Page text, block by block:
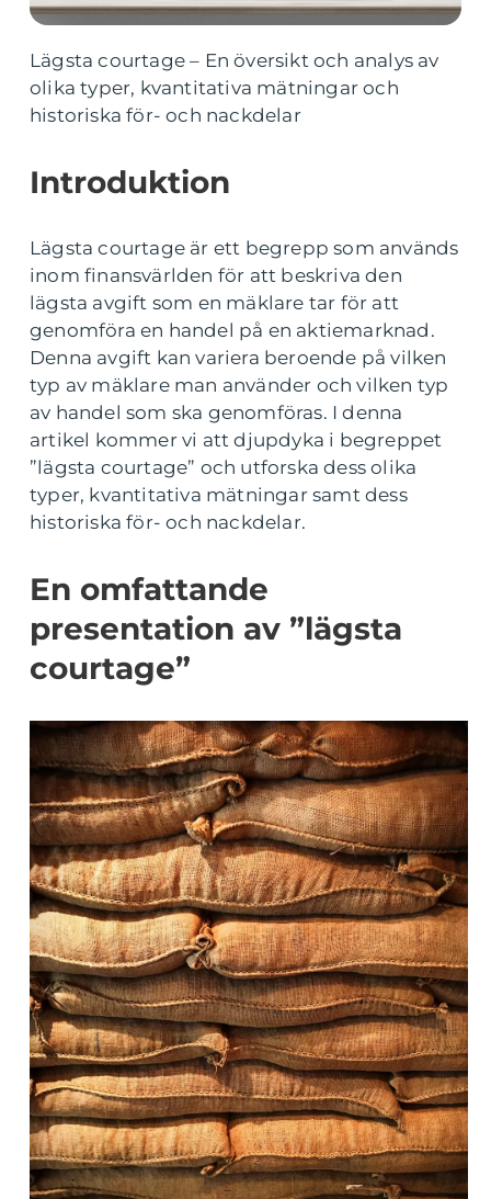
Lägsta courtage – En översikt och analys av
olika typer, kvantitativa mätningar och
historiska för- och nackdelar
Introduktion
Lägsta courtage är ett begrepp som används
inom finansvärlden för att beskriva den
lägsta avgift som en mäklare tar för att
genomföra en handel på en aktiemarknad.
Denna avgift kan variera beroende på vilken
typ av mäklare man använder och vilken typ
av handel som ska genomföras. I denna
artikel kommer vi att djupdyka i begreppet
”lägsta courtage” och utforska dess olika
typer, kvantitativa mätningar samt dess
historiska för- och nackdelar.
En omfattande
presentation av ”lägsta
courtage”